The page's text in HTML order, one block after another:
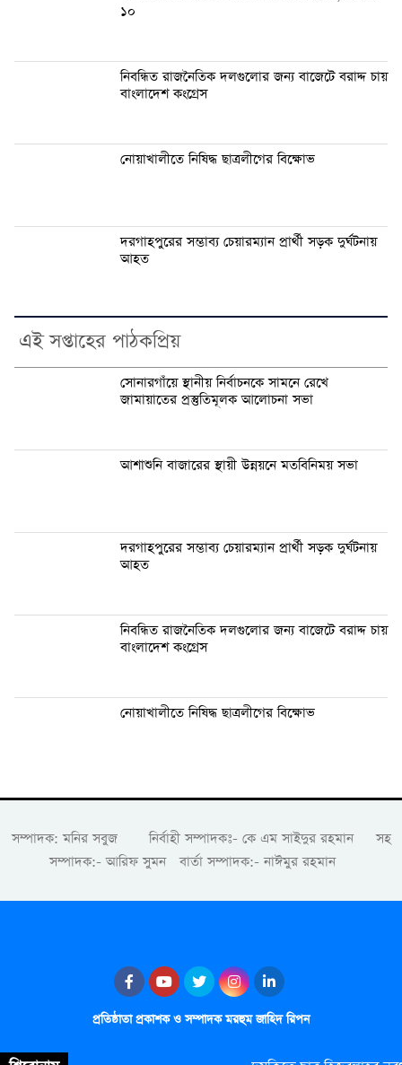
১০
নিবন্ধিত রাজনৈতিক দলগুলোর জন্য বাজেটে বরাদ্দ চায়
বাংলাদেশ কংগ্রেস
নোয়াখালীতে নিষিদ্ধ ছাত্রলীগের বিক্ষোভ
দরগাহপুরের সম্ভাব্য চেয়ারম্যান প্রার্থী সড়ক দুর্ঘটনায়
আহত
এই সপ্তাহের পাঠকপ্রিয়
সোনারগাঁয়ে স্থানীয় নির্বাচনকে সামনে রেখে
জামায়াতের প্রস্তুতিমূলক আলোচনা সভা
আশাশুনি বাজারের স্থায়ী উন্নয়নে মতবিনিময় সভা
দরগাহপুরের সম্ভাব্য চেয়ারম্যান প্রার্থী সড়ক দুর্ঘটনায়
আহত
নিবন্ধিত রাজনৈতিক দলগুলোর জন্য বাজেটে বরাদ্দ চায়
বাংলাদেশ কংগ্রেস
নোয়াখালীতে নিষিদ্ধ ছাত্রলীগের বিক্ষোভ
সম্পাদক: মনির সবুজ নির্বাহী সম্পাদকঃ- কে এম সাইদুর রহমান সহ
সম্পাদক:- আরিফ সুমন বার্তা সম্পাদক:- নাঈমুর রহমান
প্রতিষ্ঠাতা প্রকাশক ও সম্পাদক মরহুম জাহিদ রিপন